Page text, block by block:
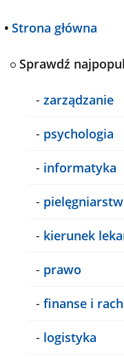
• Strona główna
Sprawdź
- zarządzanie
- psychologia
- informatyka
-
- kierunek
- prawo
- finanse i
- logistyka